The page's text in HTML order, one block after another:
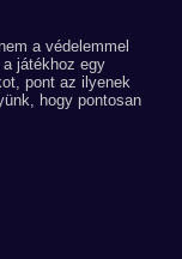
a védelemmel
játékhoz egy
pont az ilyenek
hogy pontosan